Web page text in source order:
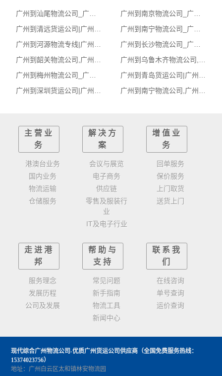
主营业
务
港澳台业务
国内业务
物流运输
仓储服务
解决方
案
会议与展览
电子商务
供应链
零售及服装行
业
IT及电子行业
增值业
务
回单服务
保价服务
上门取货
送货上门
走进港
邦
服务理念
发展历程
公司及发展
帮助与
支持
常见问题
新手指南
物流工具
新闻中心
联系我
们
在线咨询
单号查询
运价查询
现代综合广州物流公司-优质广州货运公司供应商 （全国免费服务热线：
15374023756）
地址：广州白云区太和镇林安物流园